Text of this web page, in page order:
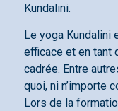
Kundalini.
Le yoga Kundalini
efficace et en tant
cadrée. Entre
quoi, ni n’importe
Lors de la